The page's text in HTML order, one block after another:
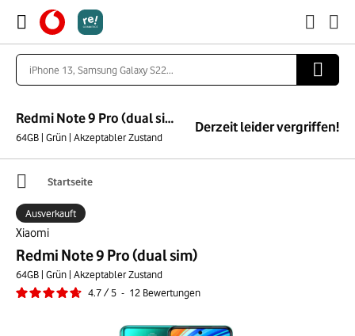
Redmi Note 9 Pro (dual sim)
64GB | Grün | Akzeptabler Zustand
Derzeit leider vergriffen!
Startseite
Xiaomi
Redmi Note 9 Pro (dual sim)
64GB | Grün | Akzeptabler Zustand
4.7/5 - 12 Bewertungen
Ausverkauft